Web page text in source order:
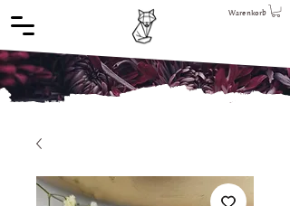
Warenkorb